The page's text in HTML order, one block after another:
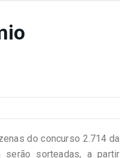
do concurso 2.714 da
serão sorteadas, a partir